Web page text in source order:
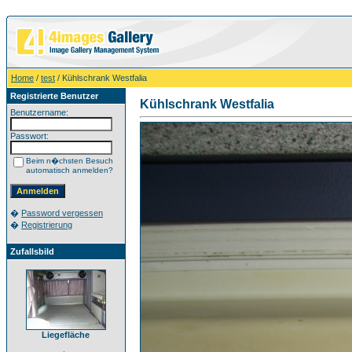
Home / test / Kühlschrank Westfalia
Registrierte Benutzer
Benutzername:
Passwort:
Beim n�chsten Besuch
automatisch anmelden?
� Password vergessen
� Registrierung
Zufallsbild
Liegefläche
Kühlschrank Westfalia